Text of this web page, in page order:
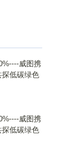
威图携
低碳绿色
威图携
低碳绿色